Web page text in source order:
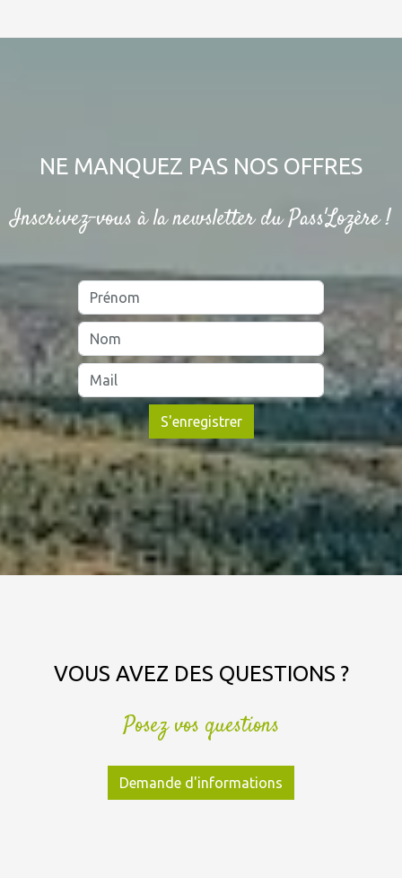
NE MANQUEZ PAS NOS OFFRES
Inscrivez-vous à la newsletter du Pass'Lozère !
S'enregistrer
VOUS AVEZ DES QUESTIONS ?
Posez vos questions
Demande d'informations